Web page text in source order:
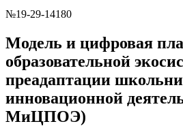
№19-29-14180
Модель и цифровая
образовательной
преадаптации
инновационной
МиЦПОЭ)